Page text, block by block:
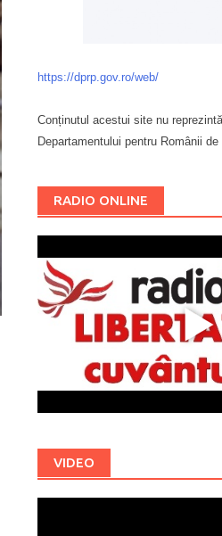
https://dprp.gov.ro/web/
Conținutul acestui site nu
Departamentului pentru Românii
RADIO ONLINE
VIDEO